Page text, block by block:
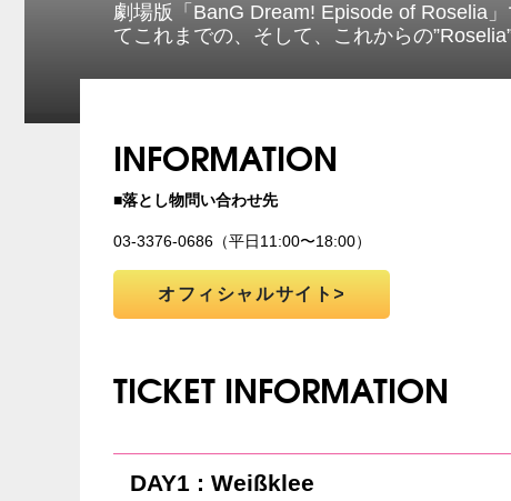
劇場版「BanG Dream! Episode of Roselia
てこれまでの、そして、これからの
INFORMATION
■落とし物問い合わせ先
03-3376-0686（平日11:00〜18:00）
オフィシャルサイト
TICKET INFORMATION
DAY1 : Weißklee